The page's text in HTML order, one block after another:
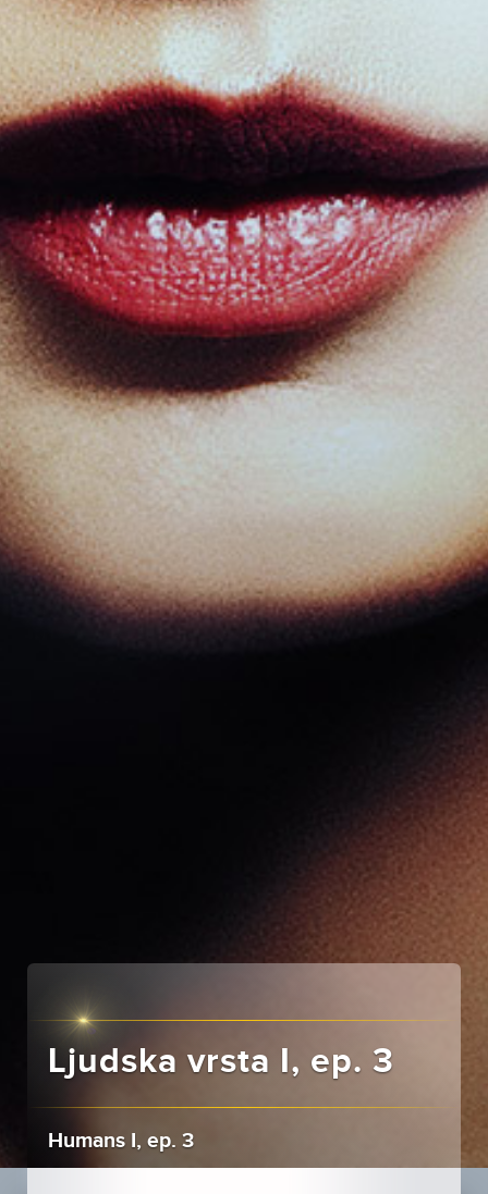
Ljudska vrsta I, ep. 3
Humans I, ep. 3